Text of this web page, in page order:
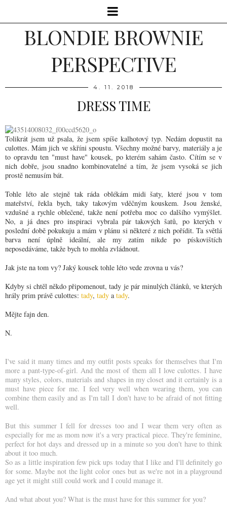
BLONDIE BROWNIE
PERSPECTIVE
4. 11. 2018
DRESS TIME
Tolikrát jsem už psala, že jsem spíše kalhotový typ. Nedám dopustit na
culottes. Mám jich ve skříni spoustu. Všechny možné barvy, materiály a je
to opravdu ten "must have" kousek, po kterém sahám často. Cítím se v
nich dobře, jsou snadno kombinovatelné a tím, že jsem vysoká se jich
prostě nemusím bát.
Tohle léto ale stejně tak ráda oblékám midi šaty, které jsou v tom
mateřství, řekla bych, taky takovým vděčným kouskem. Jsou ženské,
vzdušné a rychle oblečené, takže není potřeba moc co dalšího vymýšlet.
No, a já dnes pro inspiraci vybrala pár takových šatů, po kterých v
poslední době pokukuju a mám v plánu si některé z nich pořídit. Ta světlá
barva není úplně ideální, ale my zatím nikde po pískovištích
neposedáváme, takže bych to mohla zvládnout.
Jak jste na tom vy? Jaký kousek tohle léto vede zrovna u vás?
Kdyby si chtěl někdo připomenout, tady je pár minulých článků, ve kterých
hrály prim právě culottes: tady, tady atady.
Mějte fajn den.
N.
I've said it many times and my outfit posts speaks for themselves that I'm
more a pant-type-of-girl. And the most of them all I love culottes. I have
many styles, colors, materials and shapes in my closet and it certainly is a
must have piece for me. I feel very well when wearing them, you can
combine them easily and as I'm tall I don't have to be afraid of not fitting
well.
But this summer I fell for dresses too and I wear them very often as
especially for me as mom now it's a very practical piece. They're feminine,
perfect for hot days and dressed up in a minute so you don't have to think
about it too much.
So as a little inspiration few pick ups today that I like and I'll definitely go
for some. Maybe not the light color ones but as we're not in a playground
age yet it might still could work and I could manage it.
And what about you? What is the must have for this summer for you?